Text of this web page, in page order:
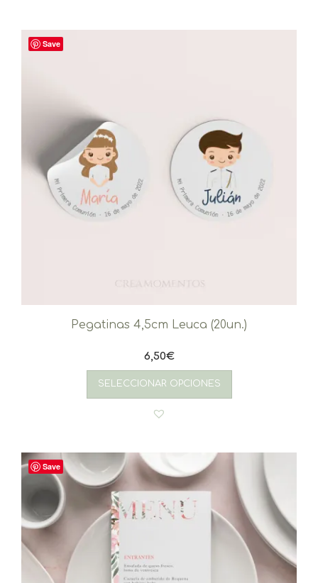
Save
Pegatinas 4,5cm Leuca (20un.)
6,50€
SELECCIONAR OPCIONES
Save